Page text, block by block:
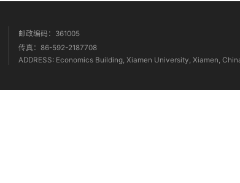
邮政编码：361005
传真：86-592-2187708
ADDRESS: Economics Building, Xiamen University, Xiamen,